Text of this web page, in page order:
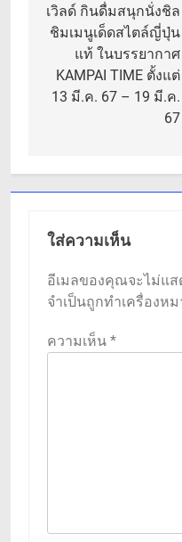
เวิลด์ กินดื่มสนุกนั่งชิล
ชิมเมนูเด็ดสไตล์ญี่ปุ่น
แท้ ในบรรยากาศ
KAMPAI TIME ตั้งแต่
13 มี.ค. 67 – 19 มี.ค.
67
ใส่ความเห็น
อีเมลของคุณจะไม่แ
จำเป็นถูกทำเครื่องหม
ความเห็น *